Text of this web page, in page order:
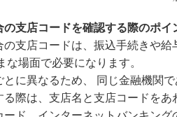
支店コードを確認する際のポイ
支店コードは、振込手続きや
な場面で必要になります。
に異なるため、 同じ金融機関
際は、支店名と支店コードをあ